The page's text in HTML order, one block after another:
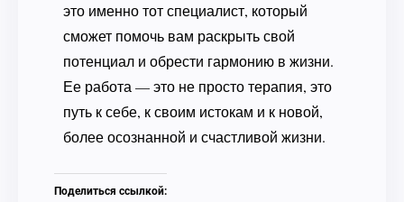
это именно тот специалист, который
сможет помочь вам раскрыть свой
потенциал и обрести гармонию в жизни.
Ее работа — это не просто терапия, это
путь к себе, к своим истокам и к новой,
более осознанной и счастливой жизни.
Поделиться ссылкой: